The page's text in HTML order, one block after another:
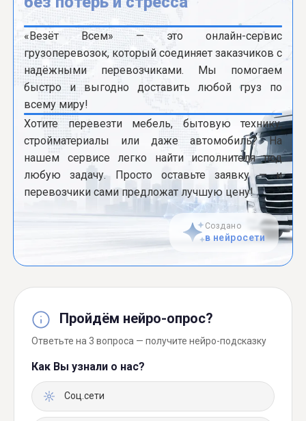
«Везёт Всем» — это онлайн-сервис
грузоперевозок, который соединяет заказчиков с
надёжными перевозчиками. Мы помогаем
быстро и выгодно доставить любой груз по
всему миру!
Хотите перевезти мебель, бытовую технику,
стройматериалы или даже автомобиль? На
нашем сервисе легко найти исполнителя под
любую задачу. Просто оставьте заявку — и
перевозчики сами предложат лучшую цену!
Создано
в нейросети
Пройдём нейро-опрос?
Ответьте на 3 вопроса — получите нейро-подсказку
Как Вы узнали о нас?
Соц.сети